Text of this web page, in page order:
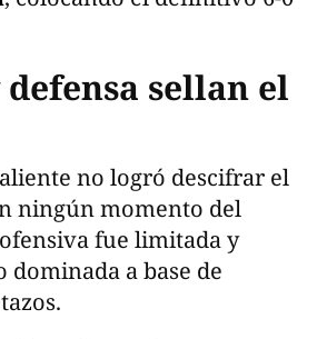
sellan el
no logró descifrar el
ningún momento del
fue limitada y
a base de